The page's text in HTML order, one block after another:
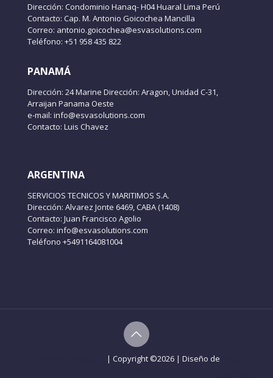
Dirección: Condominio Hanaq- H04 Huaral Lima Perú
Contacto: Cap. M. Antonio Goicochea Mancilla
Correo: antonio.goicochea@esvasolutions.com
Teléfono: +51 958 435 822
PANAMÁ
Dirección: 24 Marine Dirección: Aragon, Unidad C-31,
Arraijan Panama Oeste
e-mail: info@esvasolutions.com
Contacto: Luis Chavez
ARGENTINA
SERVICIOS TECNICOS Y MARITIMOS S.A.
Dirección: Alvarez Jonte 6469, CABA (1408)
Contacto: Juan Francisco Agolio
Correo: info@esvasolutions.com
Teléfono +5491164081004
| Copyright ©2026 | Diseño de